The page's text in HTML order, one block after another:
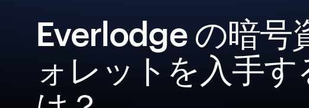
Everlodge の暗号
ォレットを入手す